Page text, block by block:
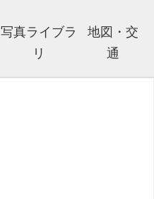
写真ライブラ
リ
地図・交
通